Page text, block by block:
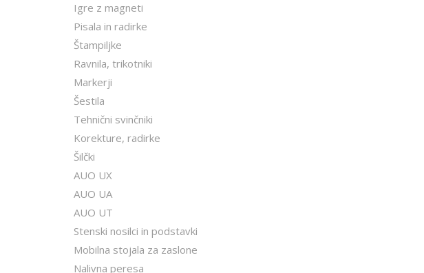
Igre z magneti
Pisala in radirke
Štampiljke
Ravnila, trikotniki
Markerji
Šestila
Tehnični svinčniki
Korekture, radirke
Šilčki
AUO UX
AUO UA
AUO UT
Stenski nosilci in podstavki
Mobilna stojala za zaslone
Nalivna peresa